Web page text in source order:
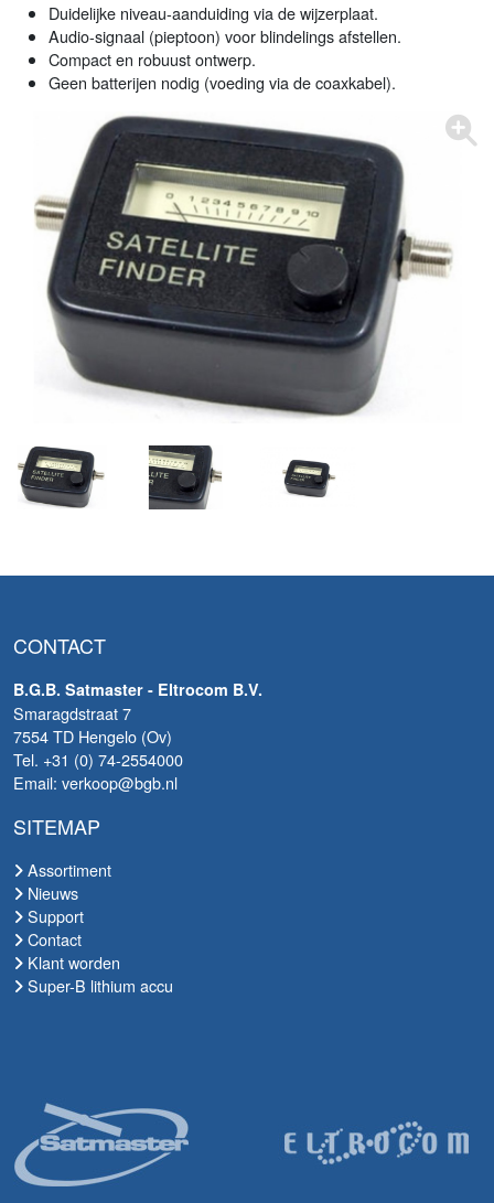
Duidelijke niveau-aanduiding via de wijzerplaat.
Audio-signaal (pieptoon) voor blindelings afstellen.
Compact en robuust ontwerp.
Geen batterijen nodig (voeding via de coaxkabel).
CONTACT
B.G.B. Satmaster - Eltrocom B.V.
Smaragdstraat 7
7554 TD Hengelo (Ov)
Tel. +31 (0) 74-2554000
Email: verkoop@bgb.nl
SITEMAP
Assortiment
Nieuws
Support
Contact
Klant worden
Super-B lithium accu